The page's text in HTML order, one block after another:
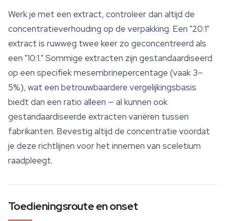
Werk je met een extract, controleer dan altijd de
concentratieverhouding op de verpakking. Een "20:1"
extract is ruwweg twee keer zo geconcentreerd als
een "10:1." Sommige extracten zijn gestandaardiseerd
op een specifiek mesembrinepercentage (vaak 3–
5%), wat een betrouwbaardere vergelijkingsbasis
biedt dan een ratio alleen — al kunnen ook
gestandaardiseerde extracten variëren tussen
fabrikanten. Bevestig altijd de concentratie voordat
je deze richtlijnen voor het innemen van sceletium
raadpleegt.
Toedieningsroute en onset